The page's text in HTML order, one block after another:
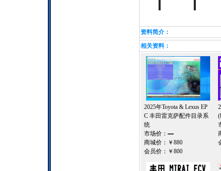
资料简介：
相关资料：
2025年Toyota & Lexus EP
C 丰田雷克萨配件目录系
统
市场价： —
商城价： ￥880
会员价： ￥800